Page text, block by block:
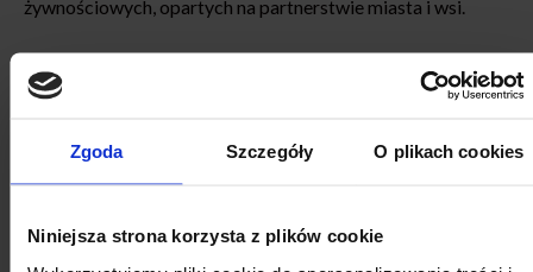
Zgoda Szczegóły O plikach cookies
Niniejsza strona korzysta z plików cookie
żywnościowych, opartych na partnerstwie miasta i wsi.
KALENDARZ WYDARZEŃ